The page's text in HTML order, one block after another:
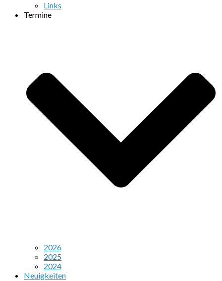
Links
Termine
2026
2025
2024
Neuigkeiten